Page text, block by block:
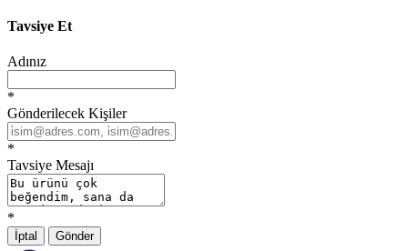
Tavsiye Et
Adınız
*
Gönderilecek Kişiler
*
Tavsiye Mesajı
*
İptal Gönder